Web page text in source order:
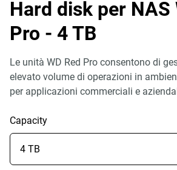
Hard disk per NAS
Pro - 4 TB
Le unità WD Red Pro consentono di
elevato volume di operazioni in
per applicazioni commerciali e
Capacity